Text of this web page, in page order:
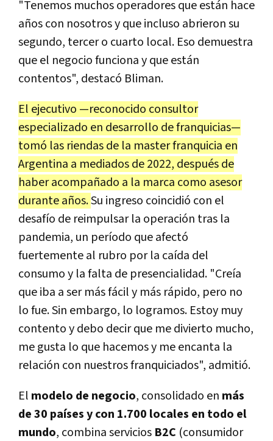
"Tenemos muchos operadores que están hace
años con nosotros y que incluso abrieron su
segundo, tercer o cuarto local. Eso demuestra
que el negocio funciona y que están
contentos", destacó Bliman.
El ejecutivo —reconocido consultor
especializado en desarrollo de franquicias—
tomó las riendas de la master franquicia en
Argentina a mediados de 2022, después de
haber acompañado a la marca como asesor
durante años.Su ingreso coincidió con el
desafío de reimpulsar la operación tras la
pandemia, un período que afectó
fuertemente al rubro por la caída del
consumo y la falta de presencialidad. "Creía
que iba a ser más fácil y más rápido, pero no
lo fue. Sin embargo, lo logramos. Estoy muy
contento y debo decir que me divierto mucho,
me gusta lo que hacemos y me encanta la
relación con nuestros franquiciados", admitió.
El modelo de negocio, consolidado en más
de 30 países y con 1.700 locales en todo el
mundo, combina servicios B2C (consumidor